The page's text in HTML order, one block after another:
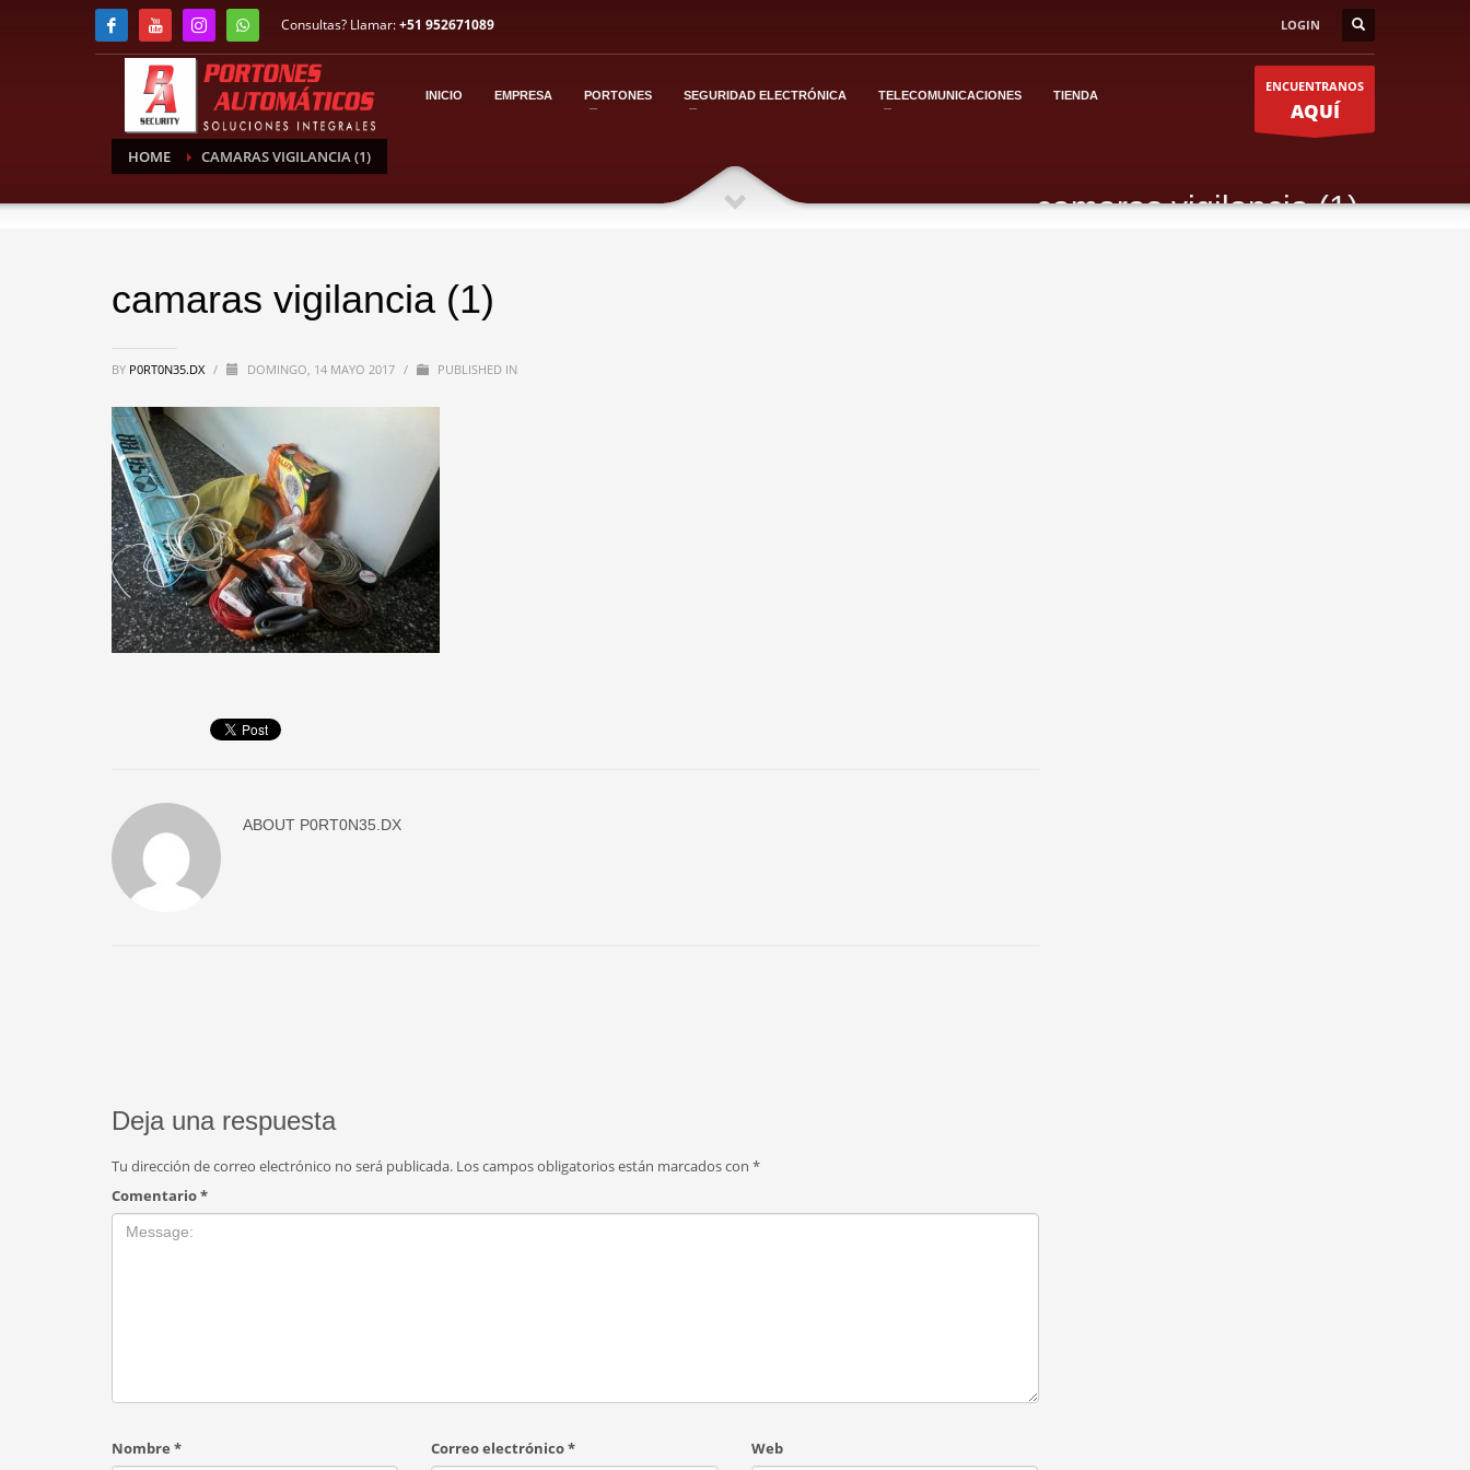
Consultas? Llamar:+51 952671089 LOGIN
INICIO EMPRESA PORTONES SEGURIDAD ELECTRÓNICA TELECOMUNICACIONES TIENDA
ENCUENTRANOS
AQUÍ
HOME CAMARAS VIGILANCIA (1)
camaras vigilancia (1)
camaras vigilancia (1)
BY P0RT0N35.DX / DOMINGO, 14 MAYO 2017 / PUBLISHED IN
ABOUT P0RT0N35.DX
Deja una respuesta
Tu dirección de correo electrónico no será publicada. Los campos obligatorios están marcados con *
Comentario*
Nombre * Correo electrónico* Web